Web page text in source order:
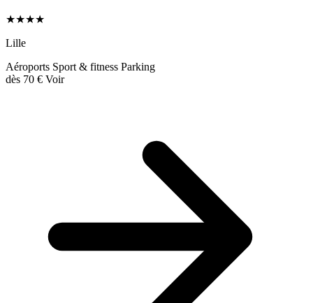
★★★★
Lille
Aéroports Sport & fitness Parking
dès 70 € Voir